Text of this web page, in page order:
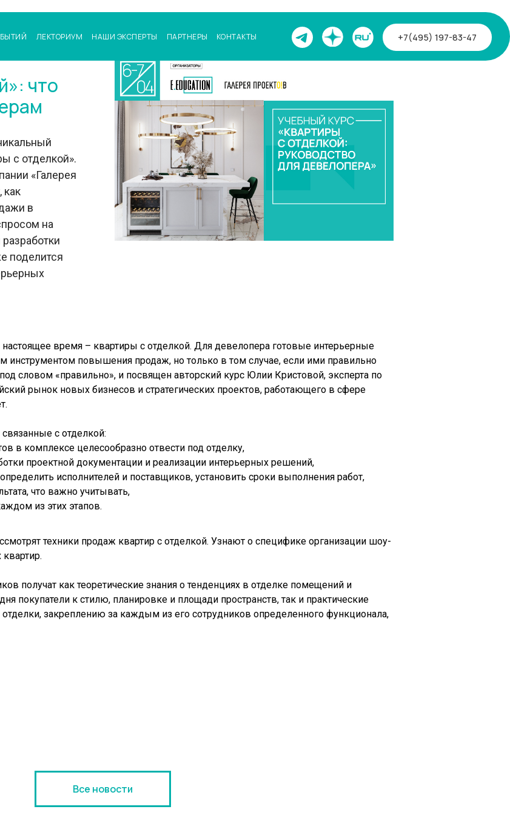
КОНТАКТЫ
ПАРТНЕРЫ
НАШИ ЭКСПЕРТЫ
ЛЕКТОРИУМ +7(495) 197-83-47
что
с отделкой».
«Галерея
как
в
на
поделится
время – квартиры с отделкой. Для девелопера готовые интерьерные
инструментом повышения продаж, но только в том случае, если ими правильно
словом «правильно», и посвящен авторский курс Юлии Кристовой, эксперта по
рынок новых бизнесов и стратегических проектов, работающего в сфере
с отделкой:
в комплексе целесообразно отвести под отделку,
проектной документации и реализации интерьерных решений,
исполнителей и поставщиков, установить сроки выполнения работ,
что важно учитывать,
из этих этапов.
техники продаж квартир с отделкой. Узнают о специфике организации шоу-
получат как теоретические знания о тенденциях в отделке помещений и
покупатели к стилю, планировке и площади пространств, так и практические
закреплению за каждым из его сотрудников определенного функционала,
Все новости